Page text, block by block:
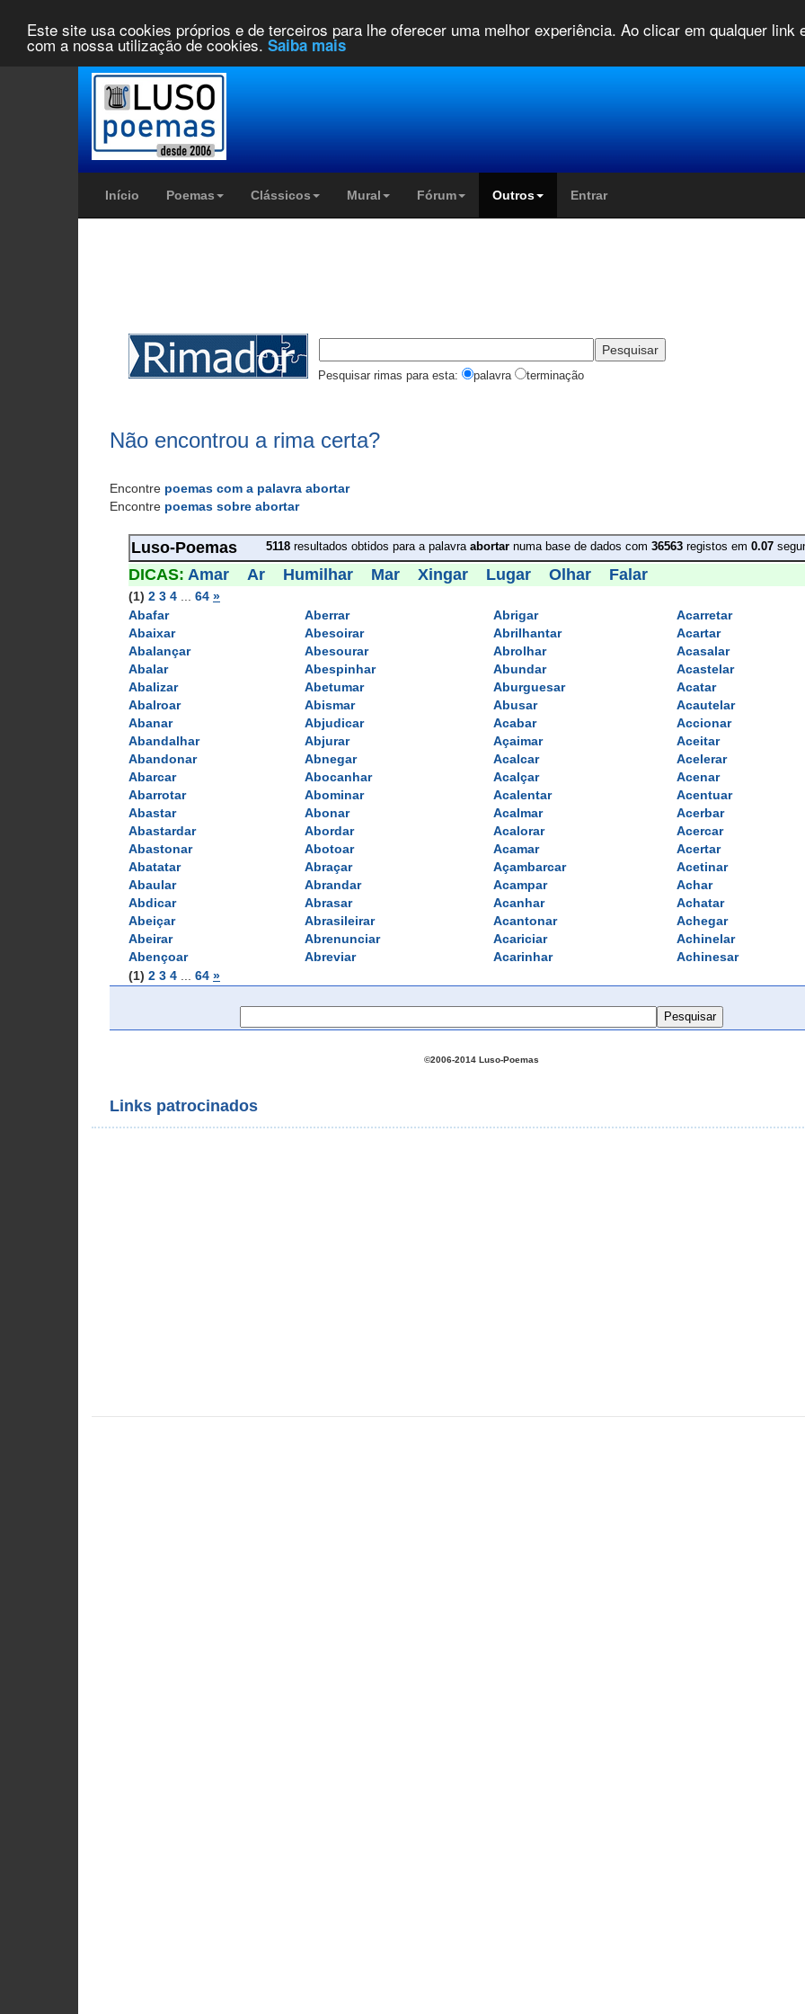
Este site usa cookies próprios e de terceiros para lhe oferecer uma melhor experiência. Ao clicar em qualquer link
com a nossa utilização de cookies. Saiba mais
Início Poemas Clássicos Mural Fórum Outros Entrar
Pesquisar rimas para esta: palavra terminação
Não encontrou a rima certa?
Encontre poemas com a palavra abortar
Encontre poemas sobre abortar
Luso-Poemas 5118 resultados obtidos para a palavra abortar numa base de dados com 36563 registos em 0.07
DICAS: Amar Ar Humilhar Mar Xingar Lugar Olhar Falar
(1) 2 3 4 64 »
Abafar
Abaixar
Abalançar
Abalar
Abalizar
Abalroar
Abanar
Abandalhar
Abandonar
Abarcar
Abarrotar
Abastar
Abastardar
Abastonar
Abatatar
Abaular
Abdicar
Abeiçar
Abeirar
Abençoar
Aberrar
Abesoirar
Abesourar
Abespinhar
Abetumar
Abismar
Abjudicar
Abjurar
Abnegar
Abocanhar
Abominar
Abonar
Abordar
Abotoar
Abraçar
Abrandar
Abrasar
Abrasileirar
Abrenunciar
Abreviar
Abrigar
Abrilhantar
Abrolhar
Abundar
Aburguesar
Abusar
Acabar
Açaimar
Acalcar
Acalçar
Acalentar
Acalmar
Acalorar
Acamar
Açambarcar
Acampar
Acanhar
Acantonar
Acariciar
Acarinhar
Acarretar
Acartar
Acasalar
Acastelar
Acatar
Acautelar
Accionar
Aceitar
Acelerar
Acenar
Acentuar
Acerbar
Acercar
Acertar
Acetinar
Achar
Achatar
Achegar
Achinelar
Achinesar
(1) 2 3 4 64 »
©2006-2014 Luso-Poemas
Links patrocinados